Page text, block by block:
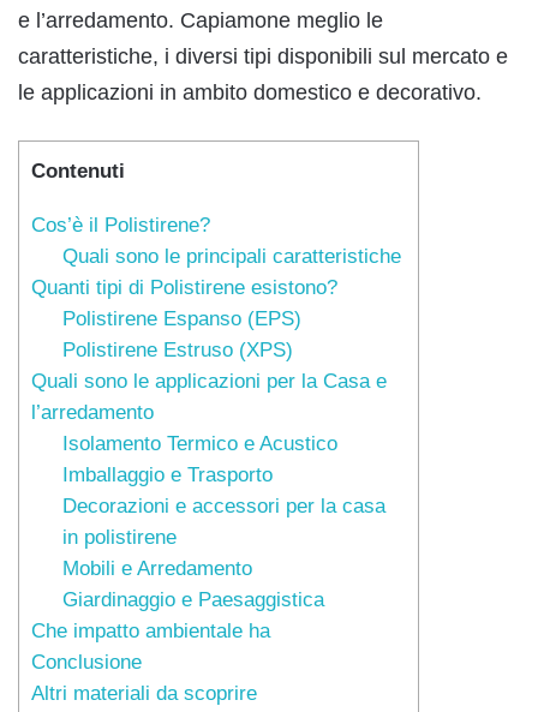
e l’arredamento. Capiamone meglio le
caratteristiche, i diversi tipi disponibili sul mercato e
le applicazioni in ambito domestico e decorativo.
Contenuti
Cos’è il Polistirene?
Quali sono le principali caratteristiche
Quanti tipi di Polistirene esistono?
Polistirene Espanso (EPS)
Polistirene Estruso (XPS)
Quali sono le applicazioni per la Casa e
l’arredamento
Isolamento Termico e Acustico
Imballaggio e Trasporto
Decorazioni e accessori per la casa
in polistirene
Mobili e Arredamento
Giardinaggio e Paesaggistica
Che impatto ambientale ha
Conclusione
Altri materiali da scoprire